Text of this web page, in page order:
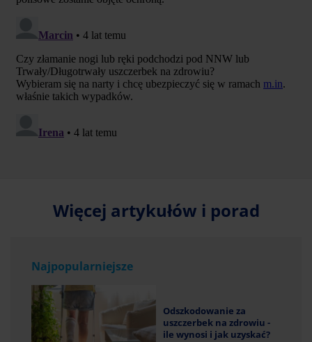
Więcej artykułów i porad
Najpopularniejsze
Odszkodowanie za
uszczerbek na zdrowiu -
ile wynosi i jak uzyskać?